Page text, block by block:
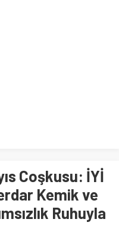
Coşkusu: İYİ
Kemik ve
Ruhuyla